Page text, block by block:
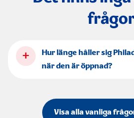
+
Hur länge håller sig
när den är öppnad?
Visa alla vanliga